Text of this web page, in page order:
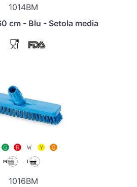
1014BM
cm - Blu - Setola media
1016BM